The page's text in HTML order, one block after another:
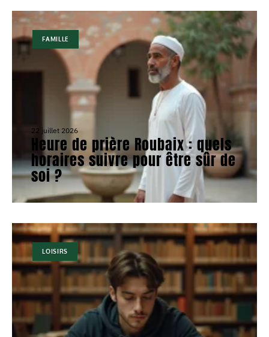
FAMILLE
22 juillet 2026
Heure de prière Roubaix : quels
horaires suivre pour être sûr de
soi ?
LOISIRS